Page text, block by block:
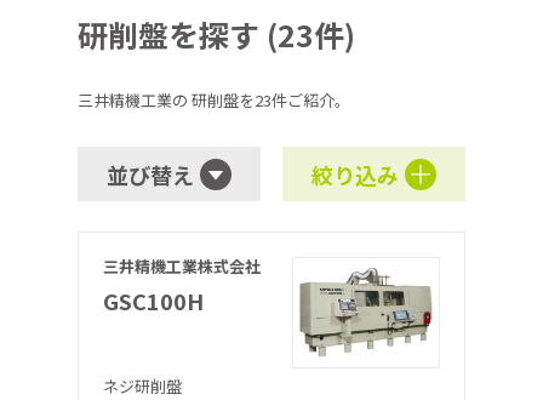
研削盤を探す (23件)
三井精機工業の 研削盤を23件ご紹介。
並び替え 絞り込み
三井精機工業株式会社
GSC100H
ネジ研削盤